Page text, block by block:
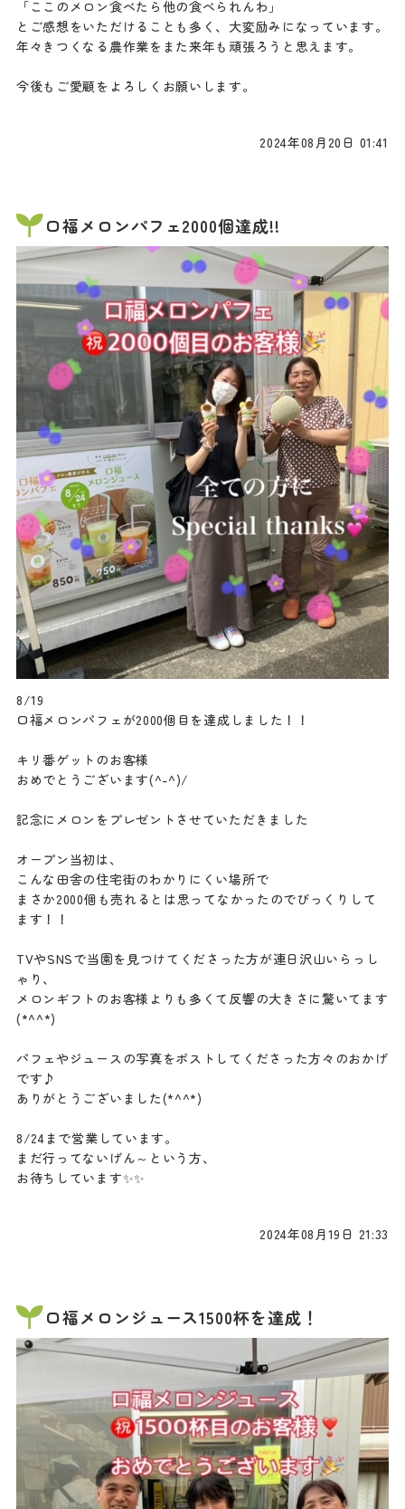
「ここのメロン食べたら他の食べられんわ」
とご感想をいただけることも多く、大変励みになっています。
年々きつくなる農作業をまた来年も頑張ろうと思えます。
今後もご愛顧をよろしくお願いします。
2024年08月20日 01:41
口福メロンパフェ2000個達成!!
8/19
口福メロンパフェが2000個目を達成しました！！
キリ番ゲットのお客様
おめでとうございます(^-^)/
記念にメロンをプレゼントさせていただきました
オープン当初は、
こんな田舎の住宅街のわかりにくい場所で
まさか2000個も売れるとは思ってなかったのでびっくりして
ます！！
TVやSNSで当園を見つけてくださった方が連日沢山いらっし
ゃり、
メロンギフトのお客様よりも多くて反響の大きさに驚いてます
(*^^*)
パフェやジュースの写真をポストしてくださった方々のおかげ
です♪
ありがとうございました(*^^*)
8/24まで営業しています。
まだ行ってないげん～という方、
お待ちしています✨✨
2024年08月19日 21:33
口福メロンジュース1500杯を達成！